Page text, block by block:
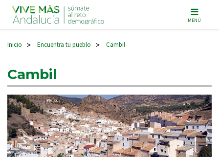
Navegación principal MENÚ
Inicio > Encuentra tu pueblo > Cambil
Cambil